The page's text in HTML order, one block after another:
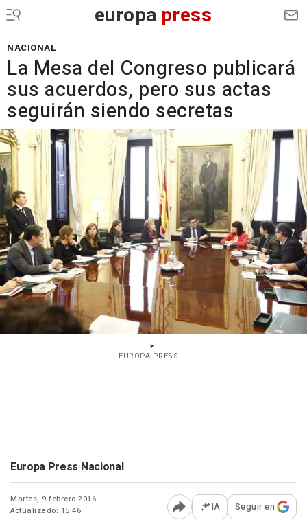
europa press
NACIONAL
La Mesa del Congreso publicará
sus acuerdos, pero sus actas
seguirán siendo secretas
EUROPA PRESS
Europa Press Nacional
Martes, 9 febrero 2016
Actualizado: 15:46
Abrir opciones para
IA Seguir en